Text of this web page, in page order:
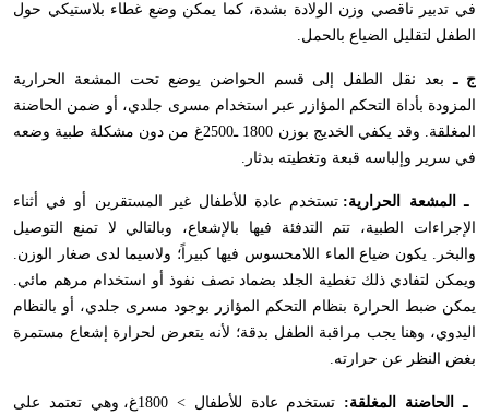
في تدبير ناقصي وزن الولادة بشدة، كما يمكن وضع غطاء بلاستيكي حول
الطفل لتقليل الضياع بالحمل.
ج ـ بعد نقل الطفل إلى قسم الحواضن يوضع تحت المشعة الحرارية
المزودة بأداة التحكم المؤازر عبر استخدام مسرى جلدي، أو ضمن الحاضنة
المغلقة. وقد يكفي الخديج بوزن 1800 ـ2500غ من دون مشكلة طبية وضعه
في سرير وإلباسه قبعة وتغطيته بدثار.
ـ المشعة الحرارية: تستخدم عادة للأطفال غير المستقرين أو في أثناء
الإجراءات الطبية، تتم التدفئة فيها بالإشعاع، وبالتالي لا تمنع التوصيل
والبخر. يكون ضياع الماء اللامحسوس فيها كبيراً؛ ولاسيما لدى صغار الوزن.
ويمكن لتفادي ذلك تغطية الجلد بضماد نصف نفوذ أو استخدام مرهم مائي.
يمكن ضبط الحرارة بنظام التحكم المؤازر بوجود مسرى جلدي، أو بالنظام
اليدوي، وهنا يجب مراقبة الطفل بدقة؛ لأنه يتعرض لحرارة إشعاع مستمرة
بغض النظر عن حرارته.
ـ الحاضنة المغلقة:
تستخدم عادة للأطفال > 1800غ، وهي تعتمد على